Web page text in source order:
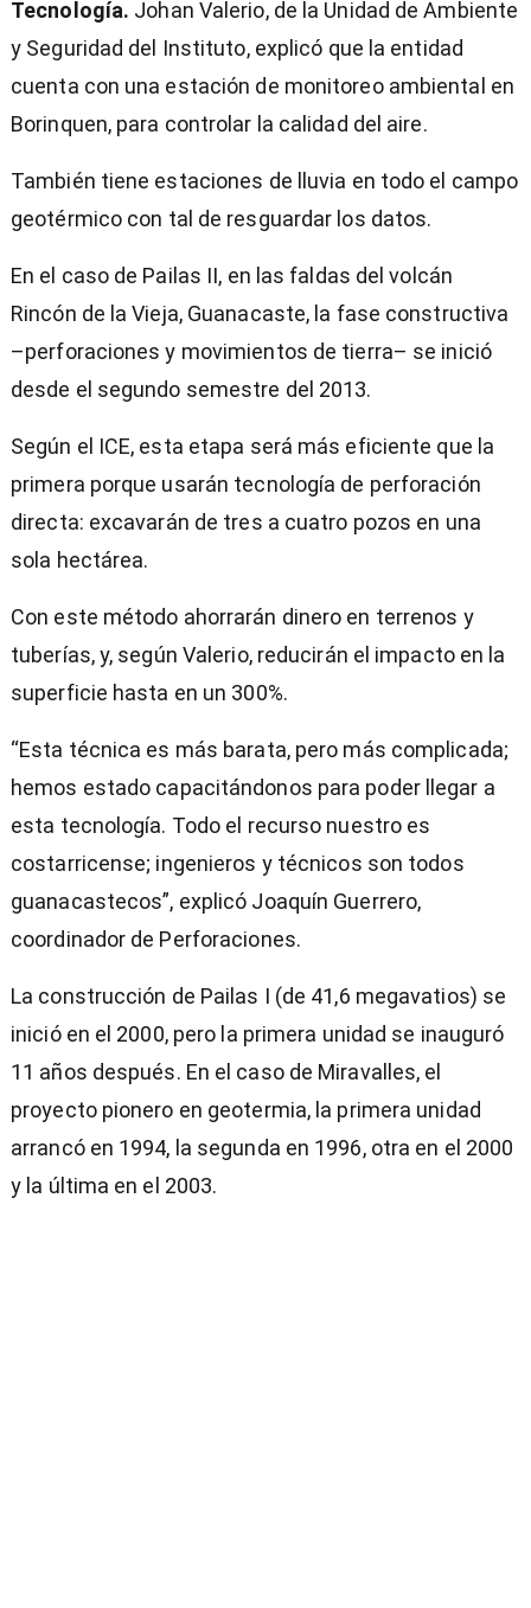
Tecnología. Johan Valerio, de la Unidad de Ambiente
y Seguridad del Instituto, explicó que la entidad
cuenta con una estación de monitoreo ambiental en
Borinquen, para controlar la calidad del aire.
También tiene estaciones de lluvia en todo el campo
geotérmico con tal de resguardar los datos.
En el caso de Pailas II, en las faldas del volcán
Rincón de la Vieja, Guanacaste, la fase constructiva
–perforaciones y movimientos de tierra­– se inició
desde el segundo semestre del 2013.
Según el ICE, esta etapa será más eficiente que la
primera porque usarán tecnología de perforación
directa: excavarán de tres a cuatro pozos en una
sola hectárea.
Con este método ahorrarán dinero en terrenos y
tuberías, y, según Valerio, reducirán el impacto en la
superficie hasta en un 300%.
“Esta técnica es más barata, pero más complicada;
hemos estado capacitándonos para poder llegar a
esta tecnología. Todo el recurso nuestro es
costarricense; ingenieros y técnicos son todos
guanacastecos”, explicó Joaquín Guerrero,
coordinador de Perforaciones.
La construcción de Pailas I (de 41,6 megavatios) se
inició en el 2000, pero la primera unidad se inauguró
11 años después. En el caso de Miravalles, el
proyecto pionero en geotermia, la primera unidad
arrancó en 1994, la segunda en 1996, otra en el 2000
y la última en el 2003.